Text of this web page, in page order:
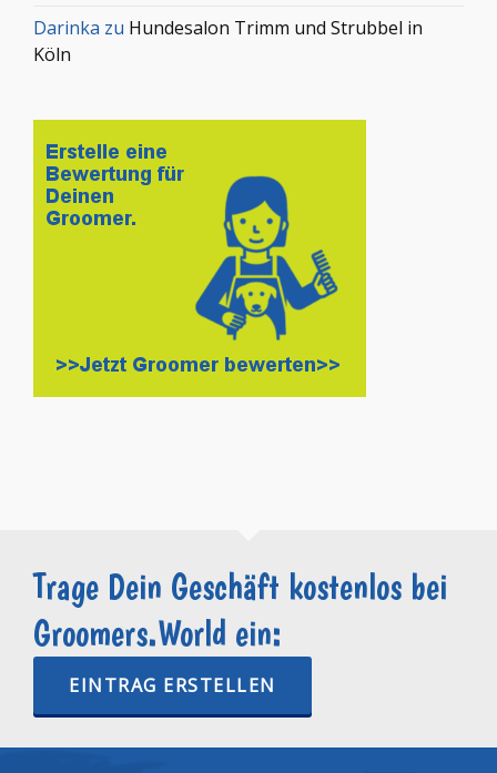
Darinka zu Hundesalon Trimm und Strubbel in
Köln
Trage Dein Geschäft kostenlos bei
Groomers.World ein:
EINTRAG ERSTELLEN